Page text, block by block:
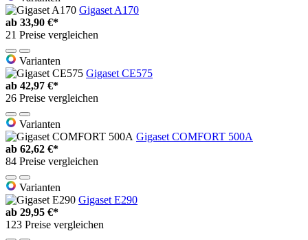
Gigaset A170
ab 33,90 €*
21 Preise vergleichen
Varianten
Gigaset CE575
ab 42,97 €*
26 Preise vergleichen
Varianten
Gigaset COMFORT 500A
ab 62,62 €*
84 Preise vergleichen
Varianten
Gigaset E290
ab 29,95 €*
123 Preise vergleichen